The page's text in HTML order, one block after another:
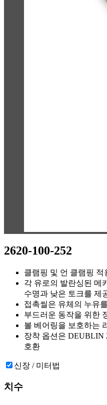
2620-100-252
클램핑 및 언 클램핑 적
각 유로의 발란싱된 메
수명과 낮은 토크를 제
접촉씰은 유체의 누유
부드러운 동작을 위한
볼 베어링을 보호하는
장착 옵션은 DEUBLIN
호환
신장 / 미터법
치수